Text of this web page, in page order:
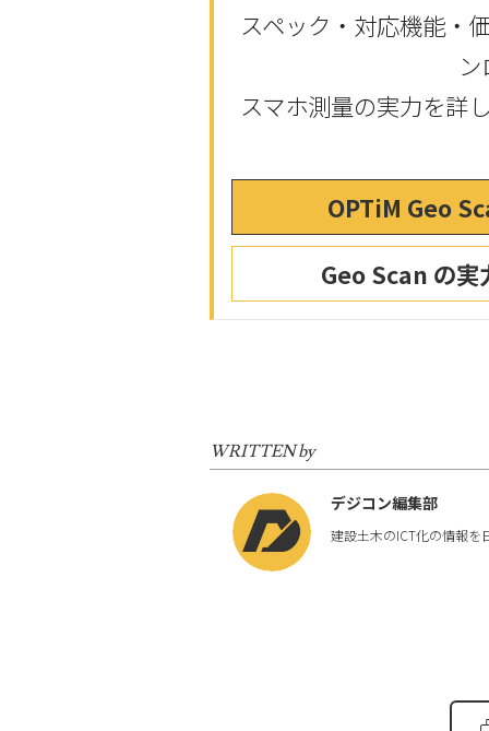
スペック・対応機能・
スマホ測量の実力を詳
OPTiM Geo
Geo Scan の実
WRITTEN by
デジコン編集部
建設土木のICT化の情報を